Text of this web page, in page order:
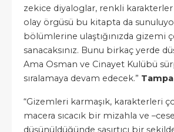
zekice diyaloglar, renkli
olay örgüsü bu kitapta da
bölümlerine ulaştığınızda gizemi
sanacaksınız. Bunu birkaç yerde
Ama Osman ve Cinayet Kulübü
sıralamaya devam edecek.”
“Gizemleri karmaşık, karakterleri
macera sıcacık bir mizahla ve
düşünüldüğünde şaşırtıcı bir